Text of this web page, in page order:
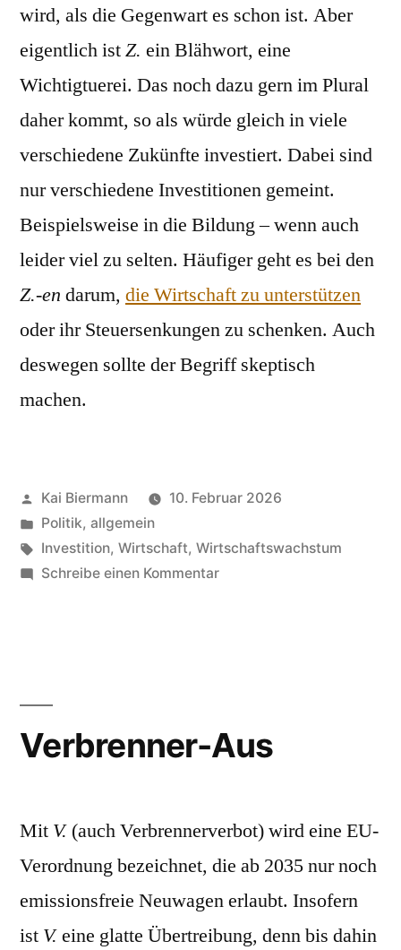
wird, als die Gegenwart es schon ist. Aber
eigentlich istZ. ein Blähwort, eine
Wichtigtuerei. Das noch dazu gern im Plural
daher kommt, so als würde gleich in viele
verschiedene Zukünfte investiert. Dabei sind
nur verschiedene Investitionen gemeint.
Beispielsweise in die Bildung – wenn auch
leider viel zu selten. Häufiger geht es bei den
Z.-en darum, die Wirtschaft zu unterstützen
oder ihr Steuersenkungen zu schenken. Auch
deswegen sollte der Begriff skeptisch
machen.
Veröffentlicht
von
Kai Biermann
10. Februar 2026
Veröffentlicht
in
Politik, allgemein
Schlagwörter:
Investition, Wirtschaft, Wirtschaftswachstum
Schreibe einen Kommentarzu
Verbrenner-Aus
Mit V. (auch Verbrennerverbot) wird eine EU-
Verordnung bezeichnet, die ab 2035 nur noch
emissionsfreie Neuwagen erlaubt. Insofern
ist V.eine glatte Übertreibung, denn bis dahin